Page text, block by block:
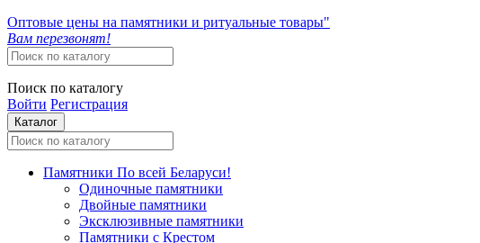
Оптовые цены на памятники и ритуальные товары"
Вам перезвонят!
Поиск по каталогу
Войти Регистрация
Каталог
Памятники По всей Беларуси!
Одиночные памятники
Двойные памятники
Эксклюзивные памятники
Памятники с Крестом